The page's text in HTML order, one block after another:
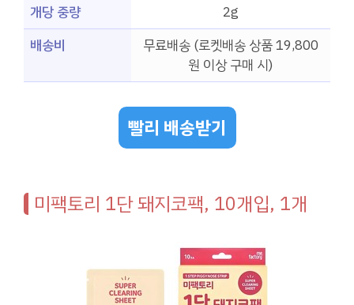
개당 중량
2g
배송비
무료배송 (로켓배송 상품 19,800
원 이상 구매 시)
빨리 배송받기
미팩토리 1단 돼지코팩, 10개입, 1개